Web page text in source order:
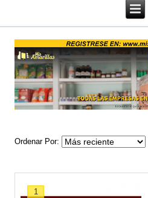
Ordenar Por
1